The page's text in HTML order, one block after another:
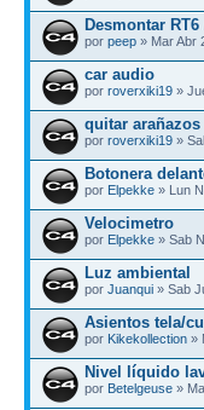
Desmontar
por peep » Mar Abr
car audio
por roverxiki19 »
quitar
por roverxiki19 »
Botonera
por Elpekke » Lun
Velocimetro
por Elpekke » Sab
Luz ambiental
por Juanqui » Sab
Asientos tela/
por Kikekollection »
Nivel líquido
por Betelgeuse »